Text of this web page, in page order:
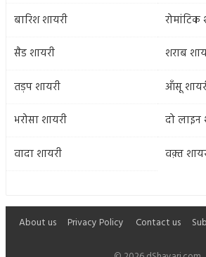
बारिश शायरी
रोमांटिक
सैड शायरी
शराब
तड़प शायरी
आँसू
भरोसा शायरी
दो लाइन
वादा शायरी
वक़्त
About us Privacy Policy Contact us